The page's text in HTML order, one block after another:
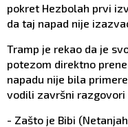
pokret Hezbolah prvi
da taj napad nije
Tramp je rekao da je
potezom direktno
napadu nije bila
vodili završni razgovori
- Zašto je Bibi